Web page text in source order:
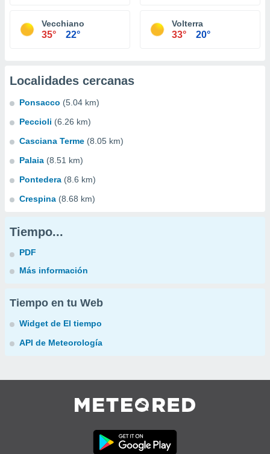
Vecchiano
35° 22°
Volterra
33° 20°
Localidades cercanas
Ponsacco (5.04 km)
Peccioli (6.26 km)
Casciana Terme (8.05 km)
Palaia (8.51 km)
Pontedera (8.6 km)
Crespina (8.68 km)
Tiempo...
PDF
Más información
Tiempo en tu Web
Widget de El tiempo
API de Meteorología